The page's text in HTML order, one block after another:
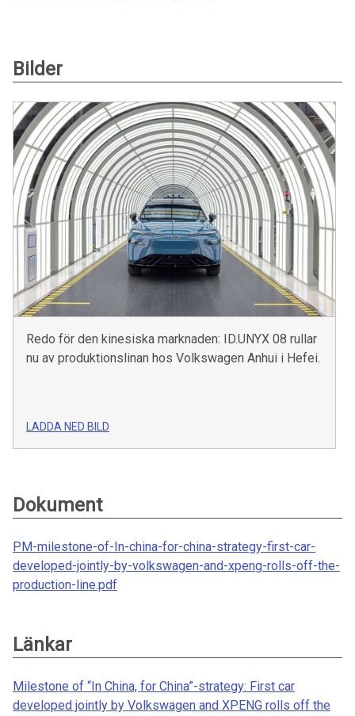
Bilder
Redo för den kinesiska marknaden: ID.UNYX 08 rullar
nu av produktionslinan hos Volkswagen Anhui i Hefei.
LADDA NED BILD
Dokument
PM-milestone-of-In-china-for-china-strategy-first-car-
developed-jointly-by-volkswagen-and-xpeng-rolls-off-the-
production-line.pdf
Länkar
Milestone of “In China, for China”-strategy: First car
developed jointly by Volkswagen and XPENG rolls off the